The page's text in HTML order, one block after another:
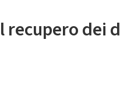
recupero dei